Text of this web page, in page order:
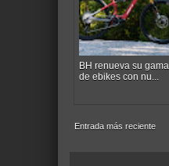
BH renueva su gama
de ebikes con nu...
Entrada más reciente